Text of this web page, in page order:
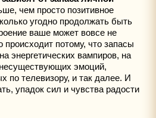
чем просто позитивное
угодно продолжать быть
ваше может вовсе не
потому, что запасы
энергетических вампиров, на
эмоций,
по телевизору, и так далее. И
упадок сил и чувства радости